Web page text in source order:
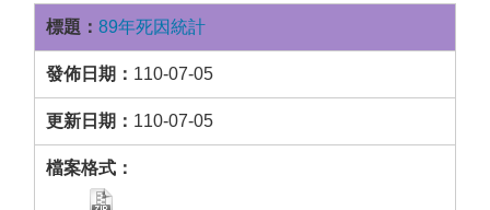
89年死因統計
110-07-05
110-07-05